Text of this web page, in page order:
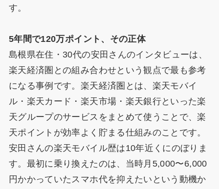
す。
5年間で120万ポイント、その正体
島根県在住・30代の安田さんのインタビューは、
楽天経済圏との組み合わせという観点で最も参考
になる事例です。楽天経済圏とは、楽天モバイ
ル・楽天カード・楽天市場・楽天銀行といった楽
天グループのサービスをまとめて使うことで、楽
天ポイントが効率よく貯まる仕組みのことです。
安田さんの楽天モバイル歴は10年近くにのぼりま
す。最初に乗り換えたのは、当時月5,000〜6,000
円かかっていたスマホ代を抑えたいという動機か